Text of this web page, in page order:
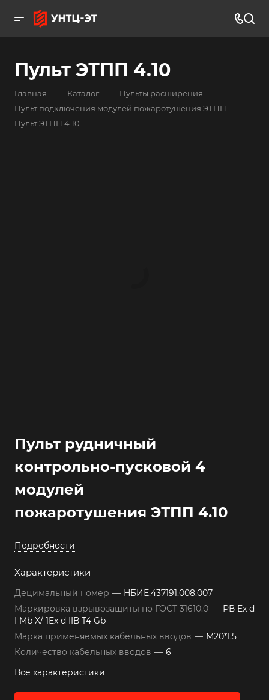
Пульт ЭТПП 4.10
Главная — Каталог — Пульты расширения —
Пульт подключения модулей пожаротушения ЭТПП —
Пульт ЭТПП 4.10
Пульт рудничный
контрольно-пусковой 4
модулей
пожаротушения ЭТПП 4.10
Подробности
Характеристики
Децимальный номер — НБИЕ.437191.008.007
Маркировка взрывозащиты по ГОСТ 31610.0 — РВ Ex d
I Mb X/ 1Ex d IIВ T4 Gb
Марка применяемых кабельных вводов — М20*1.5
Количество кабельных вводов — 6
Все характеристики